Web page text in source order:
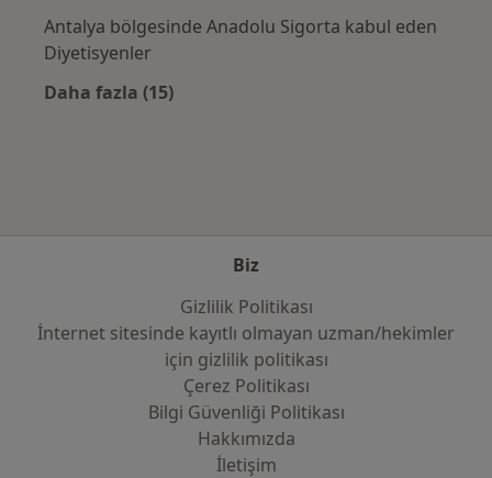
Antalya bölgesinde Anadolu Sigorta kabul eden
Diyetisyenler
Daha fazla (15)
Biz
Gizlilik Politikası
İnternet sitesinde kayıtlı olmayan uzman/hekimler
i̇çin gizlilik politikası
Çerez Politikası
Bilgi Güvenliği Politikası
Hakkımızda
İletişim